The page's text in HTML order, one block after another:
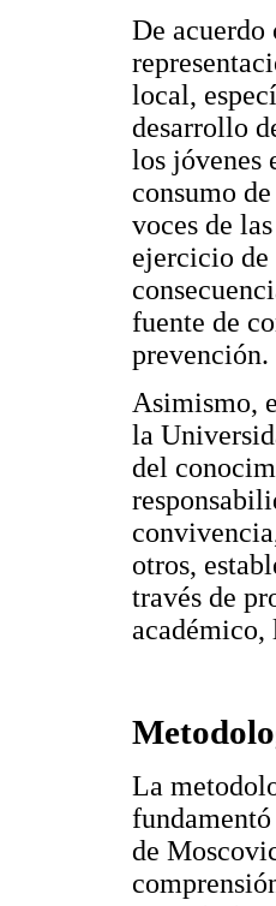
De acuerdo
local,
desarrollo
los jóvenes
consumo
voces de
ejercicio
fuente de
prevención.
Asimismo,
la
del
otros,
través de
académico,
La
de